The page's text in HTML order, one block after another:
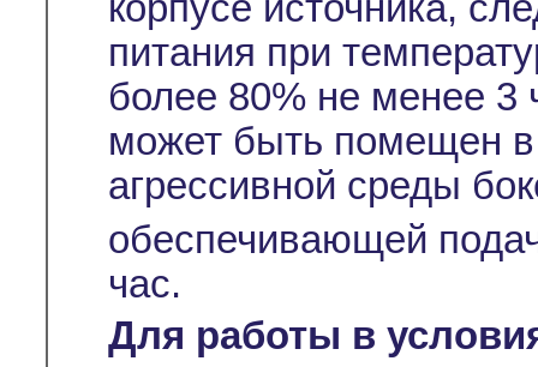
питания при
более 80% не менее 3
может быть помещен
агрессивной среды
обеспечивающей
час.
Для работы в